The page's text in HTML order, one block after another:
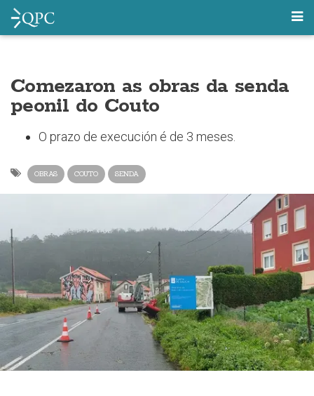
Comezaron as obras da senda
peonil do Couto
O prazo de execución é de 3 meses.
OBRAS COUTO SENDA